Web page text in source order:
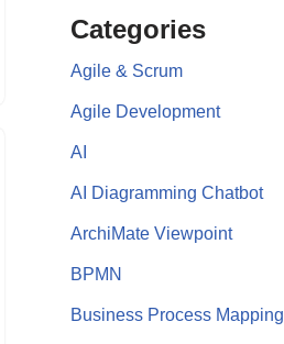
Categories
Agile & Scrum
Agile Development
AI
AI Diagramming Chatbot
ArchiMate Viewpoint
BPMN
Business Process Mapping